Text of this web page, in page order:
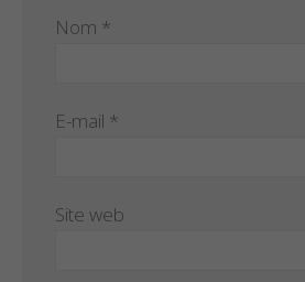
Nom *
E-mail *
Site web